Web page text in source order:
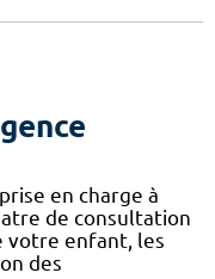
en charge à
de consultation
votre enfant, les
des